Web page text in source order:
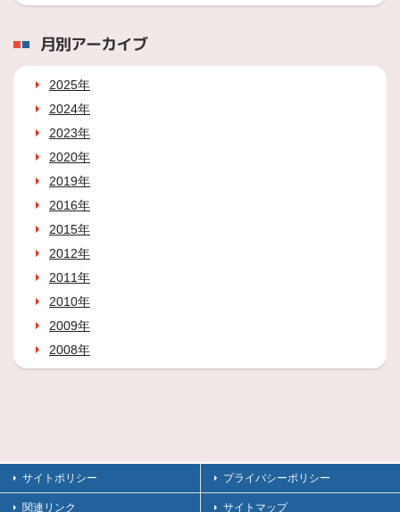
月別アーカイブ
2025年
2024年
2023年
2020年
2019年
2016年
2015年
2012年
2011年
2010年
2009年
2008年
サイトポリシー プライバシーポリシー
関連リンク サイトマップ